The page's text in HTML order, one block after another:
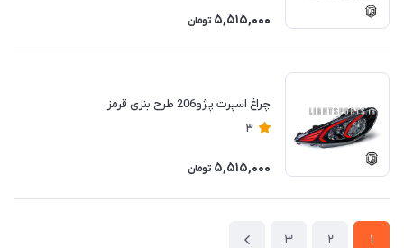
5,515,000 تومان
چراغ اسپرت پژو206 طرح بنزی قرمز
3
5,515,000 تومان
1
2
3